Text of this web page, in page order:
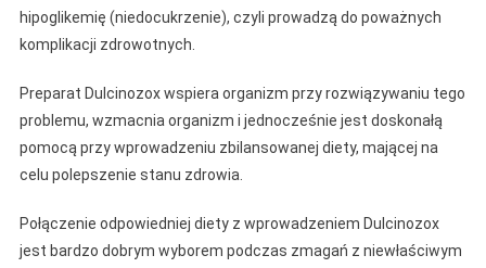
hipoglikemię (niedocukrzenie), czyli prowadzą do poważnych
komplikacji zdrowotnych.
Preparat Dulcinozox wspiera organizm przy rozwiązywaniu tego
problemu, wzmacnia organizm i jednocześnie jest doskonałą
pomocą przy wprowadzeniu zbilansowanej diety, mającej na
celu polepszenie stanu zdrowia.
Połączenie odpowiedniej diety z wprowadzeniem Dulcinozox
jest bardzo dobrym wyborem podczas zmagań z niewłaściwym